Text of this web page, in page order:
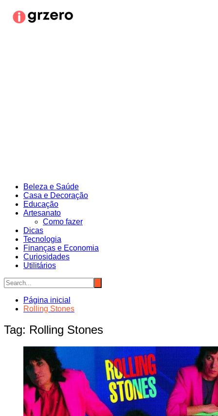
para
Beleza e Saúde
Casa e Decoração
Educação
Artesanato
Como fazer
Dicas
Tecnologia
Finanças e Economia
Curiosidades
Utilitários
Página inicial
Rolling Stones
Tag: Rolling Stones